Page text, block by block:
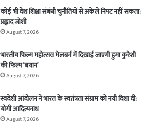
कोई भी देश शिक्षा संबंधी चुनौतियों से अकेले निपट नहीं सकता:
प्रह्लाद जोशी
August 7, 2026
भारतीय फिल्म महोत्सव मेलबर्न में दिखाई जाएगी हुमा कुरैशी
की फिल्म ‘बयान’
August 7, 2026
स्वदेशी आंदोलन ने भारत के स्वतंत्रता संग्राम को नयी दिशा दी:
योगी आदित्यनाथ
August 7, 2026